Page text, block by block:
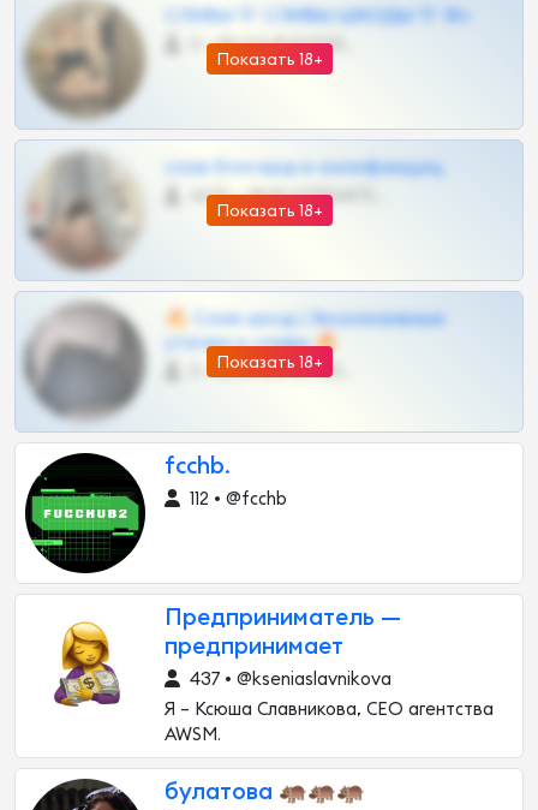
Показать 18+
СЛИВЫ ТГ СЛИВЫ ШКОДЫ ТГ 18+
0 •
Показать 18+
слив блогерш и онлифанщиц
4675 •
Показать 18+
🔥 Слив шкод | Эксклюзивные
утечки и сливы 🔥
0 •
fcchb.
112 • @fcchb
Предприниматель —
предпринимает
437 • @kseniaslavnikova
Я – Ксюша Славникова, CEO агентства
AWSM.
булатова 🦛🦛🦛